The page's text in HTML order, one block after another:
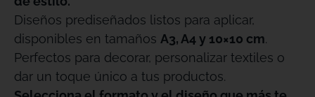
Diseños prediseñados listos para aplicar,
disponibles en tamaños A3, A4 y 10×10 cm.
Perfectos para decorar, personalizar textiles o
dar un toque único a tus productos.